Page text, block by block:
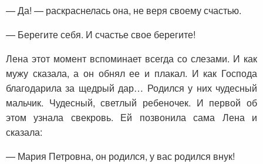
— Да! — раскраснелась она, не веря своему счастью.
— Берегите себя. И счастье свое берегите!
Лена этот момент вспоминает всегда со слезами. И как
мужу сказала, а он обнял ее и плакал. И как Господа
благодарила за щедрый дар… Родился у них чудесный
мальчик. Чудесный, светлый ребеночек. И первой об
этом узнала свекровь. Ей позвонила сама Лена и
сказала:
— Мария Петровна, он родился, у вас родился внук!